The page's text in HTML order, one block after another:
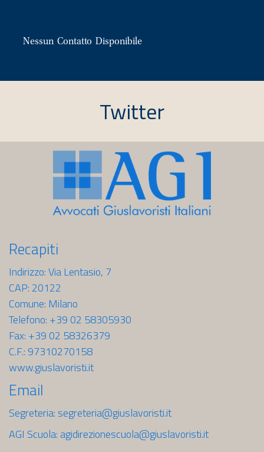
Nessun Contatto Disponibile
Twitter
Recapiti
Indirizzo: Via Lentasio, 7
CAP: 20122
Comune: Milano
Telefono: +39 02 58305930
Fax: +39 02 58326379
C.F.: 97310270158
www.giuslavoristi.it
Email
Segreteria: segreteria@giuslavoristi.it
AGI Scuola: agidirezionescuola@giuslavoristi.it